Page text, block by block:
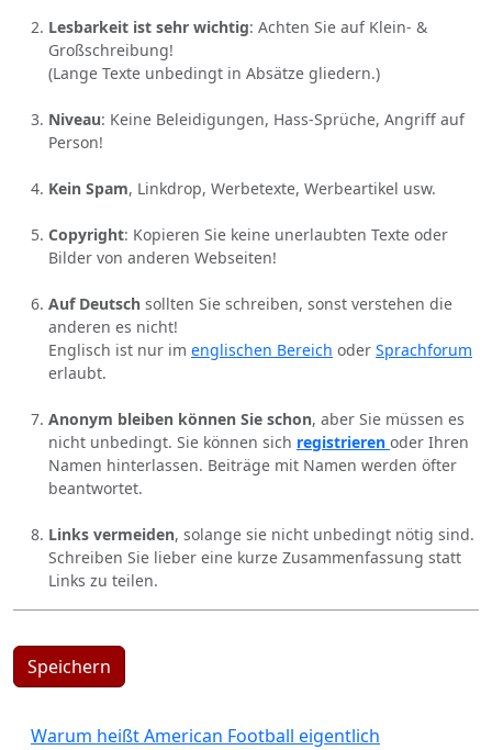
Lesbarkeit ist sehr wichtig: Achten Sie auf Klein- &
Großschreibung!
(Lange Texte unbedingt in Absätze gliedern.)
Niveau: Keine Beleidigungen, Hass-Sprüche, Angriff auf
Person!
Kein Spam, Linkdrop, Werbetexte, Werbeartikel usw.
Copyright: Kopieren Sie keine unerlaubten Texte oder
Bilder von anderen Webseiten!
Auf Deutsch sollten Sie schreiben, sonst verstehen die
anderen es nicht!
Englisch ist nur im englischen Bereich oder Sprachforum
erlaubt.
Anonym bleiben können Sie schon, aber Sie müssen es
nicht unbedingt. Sie können sich registrieren oder Ihren
Namen hinterlassen. Beiträge mit Namen werden öfter
beantwortet.
Links vermeiden, solange sie nicht unbedingt nötig sind.
Schreiben Sie lieber eine kurze Zusammenfassung statt
Links zu teilen.
Speichern
Warum heißt American Football eigentlich